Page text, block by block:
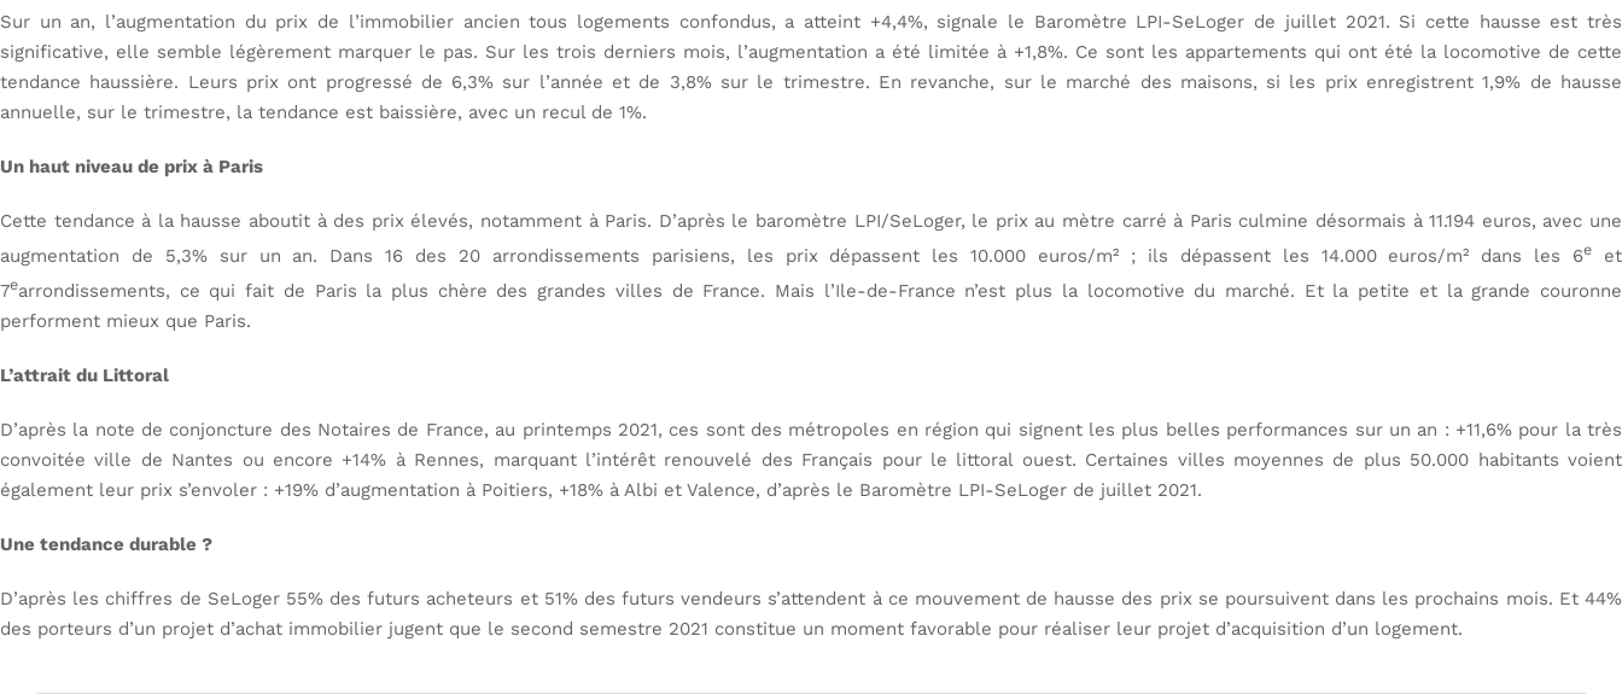
Sur un an, l’augmentation du prix de l’immobilier ancien tous logements confondus, a atteint +4,4%, signale le Baromètre LPI-SeLoger de juillet 2021. Si cette hausse est très
significative, elle semble légèrement marquer le pas. Sur les trois derniers mois, l’augmentation a été limitée à +1,8%. Ce sont les appartements qui ont été la locomotive de cette
tendance haussière. Leurs prix ont progressé de 6,3% sur l’année et de 3,8% sur le trimestre. En revanche, sur le marché des maisons, si les prix enregistrent 1,9% de hausse
annuelle, sur le trimestre, la tendance est baissière, avec un recul de 1%.
Un haut niveau de prix à Paris
Cette tendance à la hausse aboutit à des prix élevés, notamment à Paris. D’après le baromètre LPI/SeLoger, le prix au mètre carré à Paris culmine désormais à 11.194 euros, avec une
augmentation de 5,3% sur un an. Dans 16 des 20 arrondissements parisiens, les prix dépassent les 10.000 euros/m² ; ils dépassent les 14.000 euros/m² dans les 6e
et
7earrondissements, ce qui fait de Paris la plus chère des grandes villes de France. Mais l’Ile-de-France n’est plus la locomotive du marché. Et la petite et la grande couronne
performent mieux que Paris.
L’attrait du Littoral
D’après la note de conjoncture des Notaires de France, au printemps 2021, ces sont des métropoles en région qui signent les plus belles performances sur un an : +11,6% pour la très
convoitée ville de Nantes ou encore +14% à Rennes, marquant l’intérêt renouvelé des Français pour le littoral ouest. Certaines villes moyennes de plus 50.000 habitants voient
également leur prix s’envoler : +19% d’augmentation à Poitiers, +18% à Albi et Valence, d’après le Baromètre LPI-SeLoger de juillet 2021.
Une tendance durable ?
D’après les chiffres de SeLoger 55% des futurs acheteurs et 51% des futurs vendeurs s’attendent à ce mouvement de hausse des prix se poursuivent dans les prochains mois. Et 44%
des porteurs d’un projet d’achat immobilier jugent que le second semestre 2021 constitue un moment favorable pour réaliser leur projet d’acquisition d’un logement.